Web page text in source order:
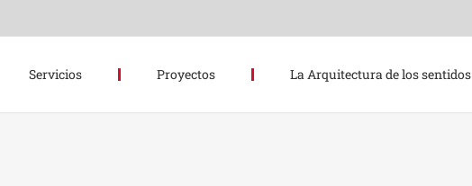
Servicios Proyectos La Arquitectura de los sentidos